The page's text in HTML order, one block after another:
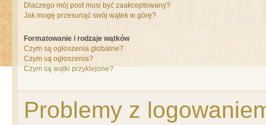
Dlaczego mój post musi być zaakceptowany?
Jak mogę przesunąć swój wątek w górę?
Formatowanie i rodzaje wątków
Czym są ogłoszenia globalne?
Czym są ogłoszenia?
Czym są wątki przyklejone?
Problemy z